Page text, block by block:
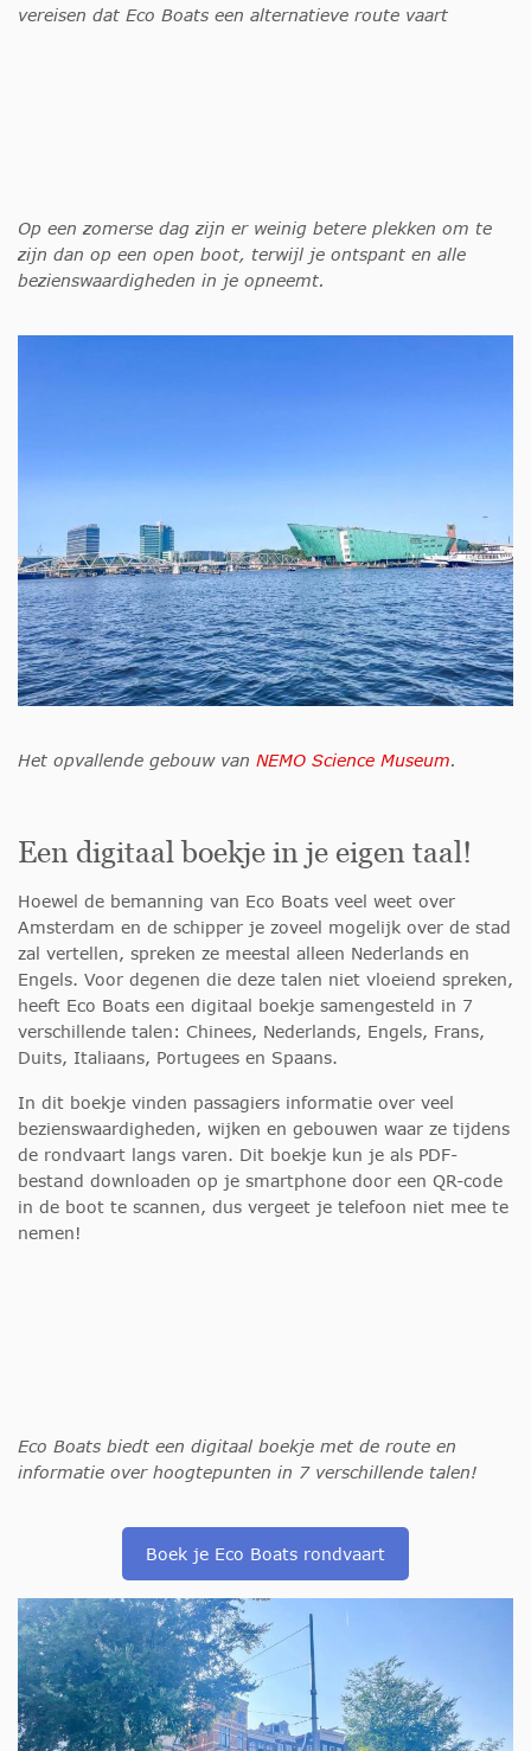
vereisen dat Eco Boats een alternatieve route vaart
Op een zomerse dag zijn er weinig betere plekken om te
zijn dan op een open boot, terwijl je ontspant en alle
bezienswaardigheden in je opneemt.
Het opvallende gebouw van NEMO Science Museum.
Een digitaal boekje in je eigen taal!
Hoewel de bemanning van Eco Boats veel weet over
Amsterdam en de schipper je zoveel mogelijk over de stad
zal vertellen, spreken ze meestal alleen Nederlands en
Engels. Voor degenen die deze talen niet vloeiend spreken,
heeft Eco Boats een digitaal boekje samengesteld in 7
verschillende talen: Chinees, Nederlands, Engels, Frans,
Duits, Italiaans, Portugees en Spaans.
In dit boekje vinden passagiers informatie over veel
bezienswaardigheden, wijken en gebouwen waar ze tijdens
de rondvaart langs varen. Dit boekje kun je als PDF-
bestand downloaden op je smartphone door een QR-code
in de boot te scannen, dus vergeet je telefoon niet mee te
nemen!
Eco Boats biedt een digitaal boekje met de route en
informatie over hoogtepunten in 7 verschillende talen!
Boek je Eco Boats rondvaart